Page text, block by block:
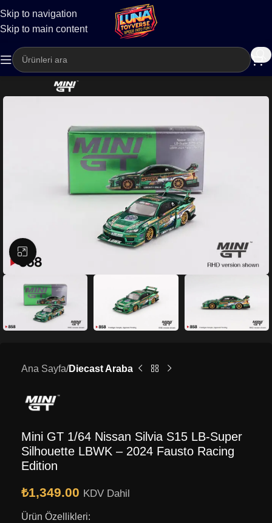
Skip to navigation
Skip to main content
Kargo
Büyütmek için tıklayın
Ana Sayfa Diecast Araba
Mini GT 1/64 Nissan Silvia S15 LB-Super
Silhouette LBWK – 2024 Fausto Racing
Edition
₺1,349.00 KDV Dahil
Ürün Özellikleri: